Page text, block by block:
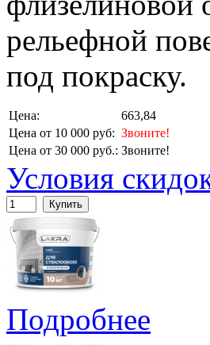
рельефной
под покраску.
Цена:
663,84
Цена от 10 000 руб: Звоните!
Цена от 30 000 руб.: Звоните!
Условия
Купить
Подробнее